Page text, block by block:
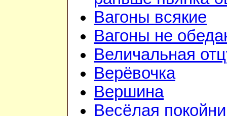
Вагоны всякие
Вагоны не
Величальная
Верёвочка
Вершина
Весёлая